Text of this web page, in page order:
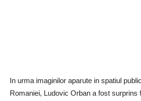
In urma imaginilor aparute in spatiul
Romaniei, Ludovic Orban a fost surprins